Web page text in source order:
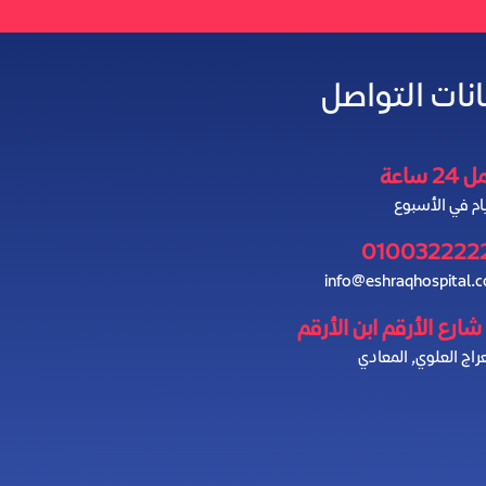
التواصل
ساعة
العلوي, المعادي